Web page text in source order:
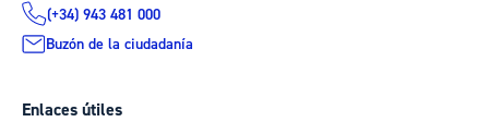
(+34) 943 481 000
Buzón de la ciudadanía
Enlaces útiles